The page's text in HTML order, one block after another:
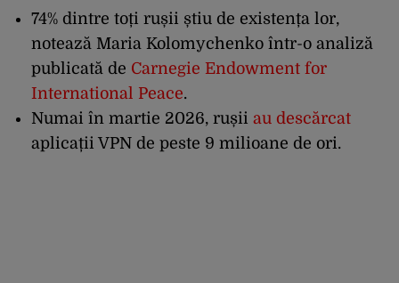
74% dintre toți rușii știu de existența lor,
notează Maria Kolomychenko într-o analiză
publicată de Carnegie Endowment for
International Peace.
Numai în martie 2026, rușii au descărcat
aplicații VPN de peste 9 milioane de ori.